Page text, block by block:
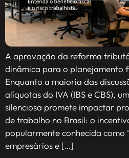
A aprovação da reforma
dinâmica para o planejamento
Enquanto a maioria das
alíquotas do IVA (IBS e CBS),
silenciosa promete impactar
de trabalho no Brasil: o
popularmente conhecida como
empresários e […]